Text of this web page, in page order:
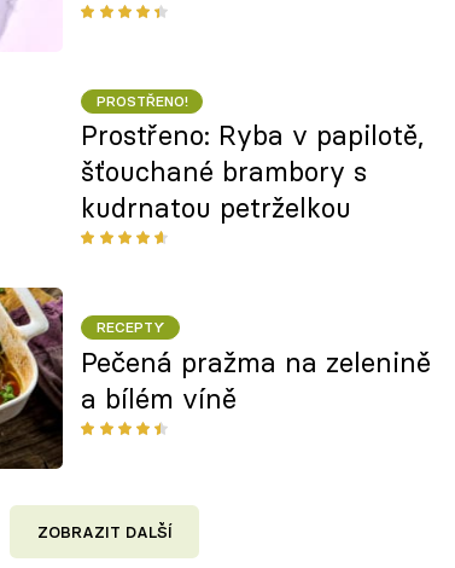
PROSTŘENO!
Prostřeno: Ryba v papilotě,
šťouchané brambory s
kudrnatou petrželkou
RECEPTY
Pečená pražma na zelenině
a bílém víně
ZOBRAZIT DALŠÍ